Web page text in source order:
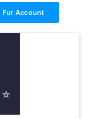
Fur Account
☆
★